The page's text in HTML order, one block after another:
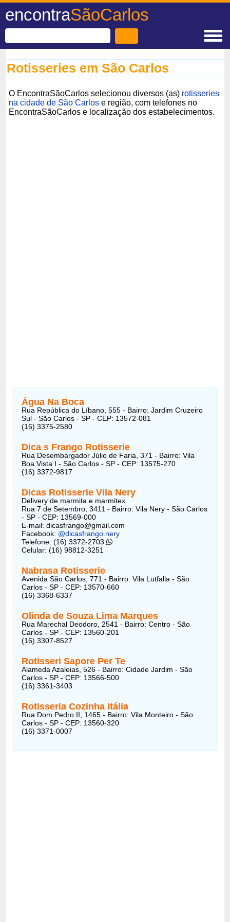
encontraSãoCarlos
Rotisseries em São Carlos
O EncontraSãoCarlos selecionou diversos (as) rotisseries
na cidade de São Carlos e região, com telefones no
EncontraSãoCarlos e localização dos estabelecimentos.
Água Na Boca
Rua República do Líbano, 555 - Bairro: Jardim Cruzeiro
Sul - São Carlos - SP - CEP: 13572-081
(16) 3375-2580
Dica s Frango Rotisserie
Rua Desembargador Júlio de Faria, 371 - Bairro: Vila
Boa Vista I - São Carlos - SP - CEP: 13575-270
(16) 3372-9817
Dicas Rotisserie Vila Nery
Delivery de marmita e marmitex.
Rua 7 de Setembro, 3411 - Bairro: Vila Nery - São Carlos
- SP - CEP: 13569-000
E-mail: dicasfrango@gmail.com
Facebook: @dicasfrango.nery
Telefone: (16) 3372-2703
Celular: (16) 98812-3251
Nabrasa Rotisserie
Avenida São Carlos, 771 - Bairro: Vila Lutfalla - São
Carlos - SP - CEP: 13570-660
(16) 3368-6337
Olinda de Souza Lima Marques
Rua Marechal Deodoro, 2541 - Bairro: Centro - São
Carlos - SP - CEP: 13560-201
(16) 3307-8527
Rotisseri Sapore Per Te
Alameda Azaleias, 526 - Bairro: Cidade Jardim - São
Carlos - SP - CEP: 13566-500
(16) 3361-3403
Rotisseria Cozinha Itália
Rua Dom Pedro II, 1465 - Bairro: Vila Monteiro - São
Carlos - SP - CEP: 13560-320
(16) 3371-0007